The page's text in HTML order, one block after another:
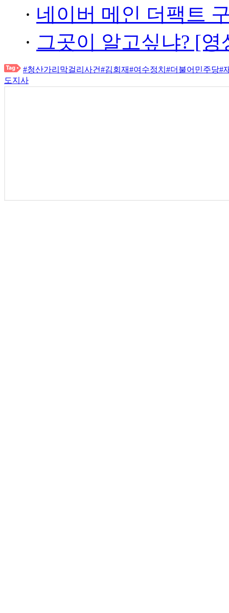
· 네이버 메인 더팩트
· 그곳이 알고싶냐? [
#청산가리막걸리사건#김회재#여수정치 #더불어민주당#
도지사